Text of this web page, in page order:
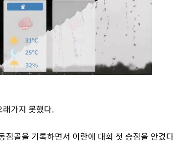
가지 못했다.
점골을 기록하면서 이란에 대회 첫 승점을 안겼